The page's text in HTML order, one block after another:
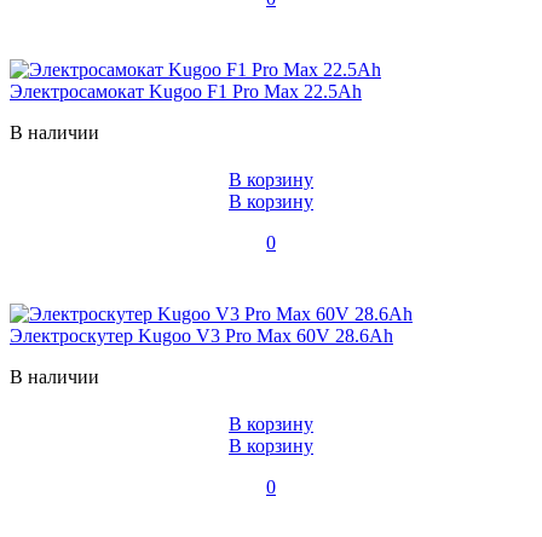
Электросамокат Kugoo F1 Pro Max 22.5Ah
В наличии
В корзину
В корзину
0
Электроскутер Kugoo V3 Pro Max 60V 28.6Ah
В наличии
В корзину
В корзину
0